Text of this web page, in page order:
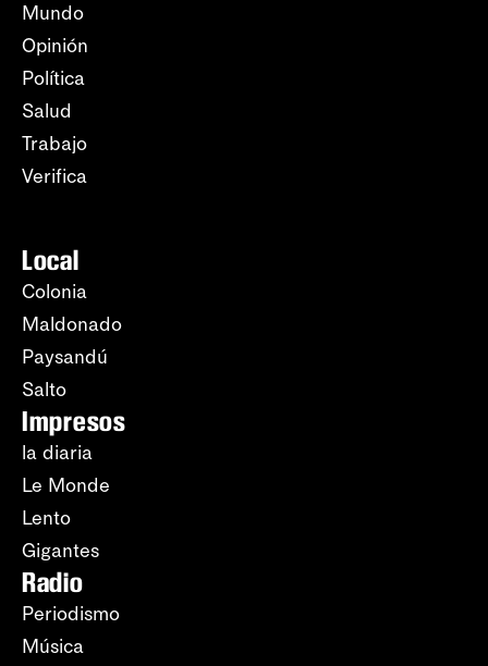
Mundo
Opinión
Política
Salud
Trabajo
Verifica
Local
Colonia
Maldonado
Paysandú
Salto
Impresos
la diaria
Le Monde
Lento
Gigantes
Radio
Periodismo
Música